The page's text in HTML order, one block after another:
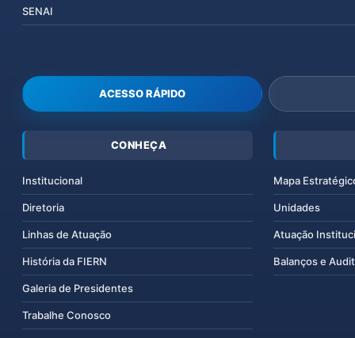
SENAI
ACESSO RÁPIDO
CONHEÇA
Institucional
Diretoria
Linhas de Atuação
História da FIERN
Galeria de Presidentes
Trabalhe Conosco
Mapa
Unidades
Atuação
Balanços e